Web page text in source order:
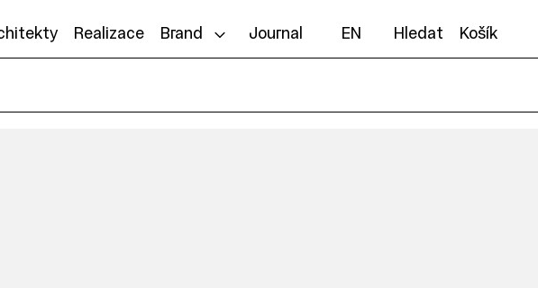
Realizace Brand Journal EN Hledat Košík